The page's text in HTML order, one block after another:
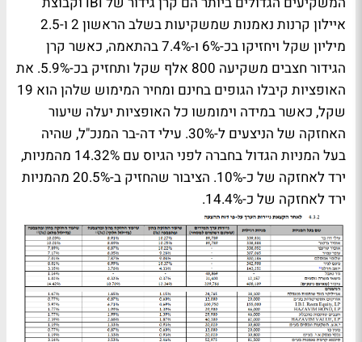
איילון קרנות נאמנות שמשקיעות בשלב הראשון 2 ו-2.5
מיליון שקל ויחזיקו בכ-6% ו-7.4% בהתאמה, כאשר קרן
הגידור חצבים משקיעה 800 אלף שקל ותחזיק בכ-5.9%. את
האופציות קיבלו הגופים בחינם ומחיר המימוש שלהן הוא 19
שקל, כאשר במידה וימומשו כל האופציות יעלה שיעור
האחזקה של הניצעים ל-30%. עילי דה-בר המנכ"ל, שהיה
בעל המניות הגדול בחברה לפני הגיוס עם 14.32% מהמניות,
ירד לאחזקה של כ-10%. הציבור שהחזיק ב-20.5% מהמניות
ירד לאחזקה של כ-14.4%.